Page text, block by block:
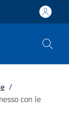
/
con le